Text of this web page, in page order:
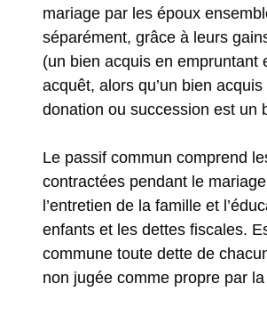
mariage par les époux
séparément, grâce à leurs
(un bien acquis en empruntant
acquêt, alors qu’un bien acquis
donation ou succession est un
Le passif commun comprend
contractées pendant le
l’entretien de la famille et
enfants et les dettes fiscales.
commune toute dette de
non jugée comme propre par la